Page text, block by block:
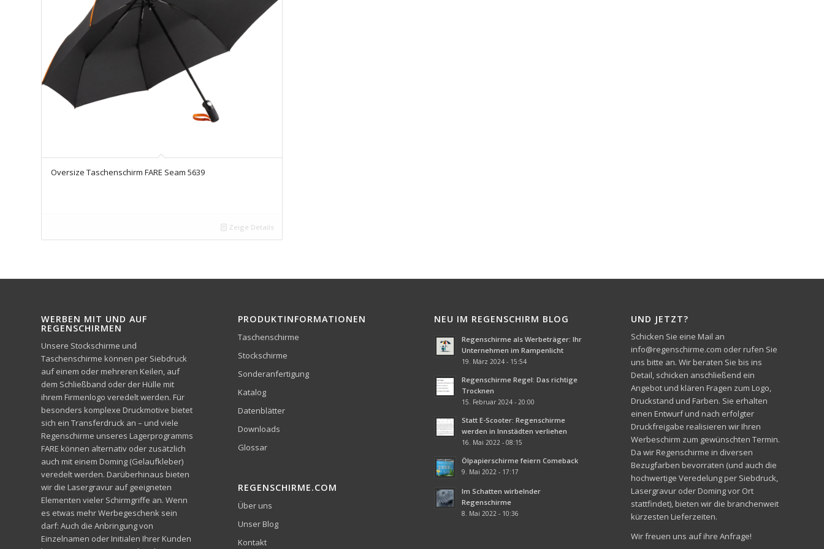
Oversize Taschenschirm FARE Seam 5639
Zeige Details
WERBEN MIT UND AUF
REGENSCHIRMEN
Unsere Stockschirme und
Taschenschirme können per Siebdruck
auf einem oder mehreren Keilen, auf
dem Schließband oder der Hülle mit
ihrem Firmenlogo veredelt werden. Für
besonders komplexe Druckmotive bietet
sich ein Transferdruck an – und viele
Regenschirme unseres Lagerprogramms
FARE können alternativ oder zusätzlich
auch mit einem Doming (Gelaufkleber)
veredelt werden. Darüberhinaus bieten
wir die Lasergravur auf geeigneten
Elementen vieler Schirmgriffe an. Wenn
es etwas mehr Werbegeschenk sein
darf: Auch die Anbringung von
Einzelnamen oder Initialen Ihrer Kunden
PRODUKTINFORMATIONEN
Taschenschirme
Stockschirme
Sonderanfertigung
Katalog
Datenblätter
Downloads
Glossar
REGENSCHIRME.COM
Über uns
Unser Blog
Kontakt
NEU IM REGENSCHIRM BLOG
Regenschirme als Werbeträger: Ihr
Unternehmen im Rampenlicht
19. März 2024 - 15:54
Regenschirme Regel: Das richtige
Trocknen
15. Februar 2024 - 20:00
Statt E-Scooter: Regenschirme
werden in Innstädten verliehen
16. Mai 2022 - 08:15
Ölpapierschirme feiern Comeback
9. Mai 2022 - 17:17
Im Schatten wirbelnder
Regenschirme
8. Mai 2022 - 10:36
UND JETZT?
Schicken Sie eine Mail an
info@regenschirme.com oder rufen Sie
uns bitte an. Wir beraten Sie bis ins
Detail, schicken anschließend ein
Angebot und klären Fragen zum Logo,
Druckstand und Farben. Sie erhalten
einen Entwurf und nach erfolgter
Druckfreigabe realisieren wir Ihren
Werbeschirm zum gewünschten Termin.
Da wir Regenschirme in diversen
Bezugfarben bevorraten (und auch die
hochwertige Veredelung per Siebdruck,
Lasergravur oder Doming vor Ort
stattfindet), bieten wir die branchenweit
kürzesten Lieferzeiten.
Wir freuen uns auf ihre Anfrage!